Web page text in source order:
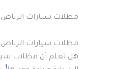
مظلات سيارات الرياض
مظلات سيارات
1